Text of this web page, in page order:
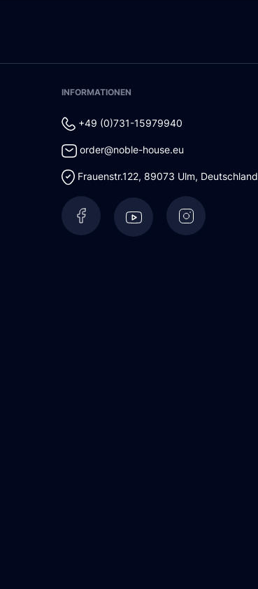
INFORMATIONEN
+49 (0)731-15979940
order@noble-house.eu
Frauenstr.122, 89073 Ulm, Deutschland